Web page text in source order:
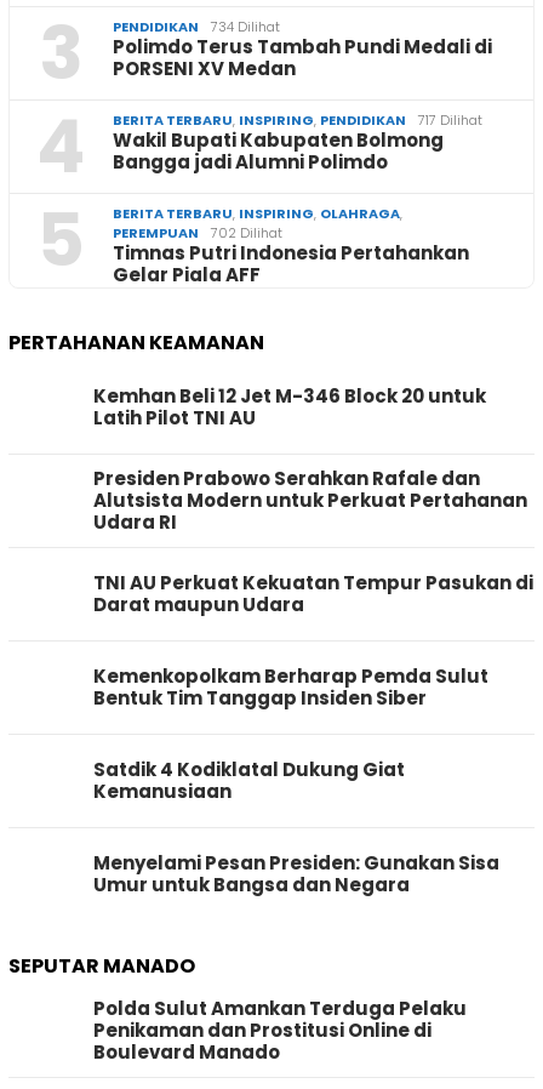
3 PENDIDIKAN 734 Dilihat
Polimdo Terus Tambah Pundi Medali di
PORSENI XV Medan
4 BERITA TERBARU, INSPIRING, PENDIDIKAN 717 Dilihat
Wakil Bupati Kabupaten Bolmong
Bangga jadi Alumni Polimdo
5 BERITA TERBARU, INSPIRING, OLAHRAGA,
PEREMPUAN
702 Dilihat
Timnas Putri Indonesia Pertahankan
Gelar Piala AFF
PERTAHANAN KEAMANAN
Kemhan Beli 12 Jet M-346 Block 20 untuk
Latih Pilot TNI AU
Presiden Prabowo Serahkan Rafale dan
Alutsista Modern untuk Perkuat Pertahanan
Udara RI
TNI AU Perkuat Kekuatan Tempur Pasukan di
Darat maupun Udara
Kemenkopolkam Berharap Pemda Sulut
Bentuk Tim Tanggap Insiden Siber
Satdik 4 Kodiklatal Dukung Giat
Kemanusiaan
Menyelami Pesan Presiden: Gunakan Sisa
Umur untuk Bangsa dan Negara
SEPUTAR MANADO
Polda Sulut Amankan Terduga Pelaku
Penikaman dan Prostitusi Online di
Boulevard Manado